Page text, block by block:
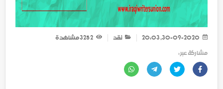
نقد 2 325
مشاهدة
مشاركة عبر :